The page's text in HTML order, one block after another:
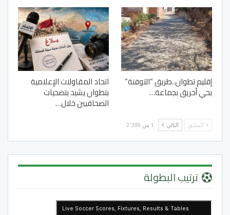
إقليم تطوان..طريق “التوفنة”
بحي أحريق بجماعة…
اتحاد المقاولات الإعلامية
بتطوان يشيد بتضحيات
الصحافيين خلال…
السابق التالي 1 من 2٬200
ترتيب البطولة